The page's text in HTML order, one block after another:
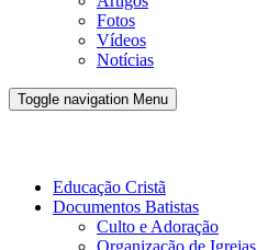
Fotos
Vídeos
Notícias
Toggle navigation Menu
Educação Cristã
Documentos Batistas
Culto e Adoração
Organização de Igrejas